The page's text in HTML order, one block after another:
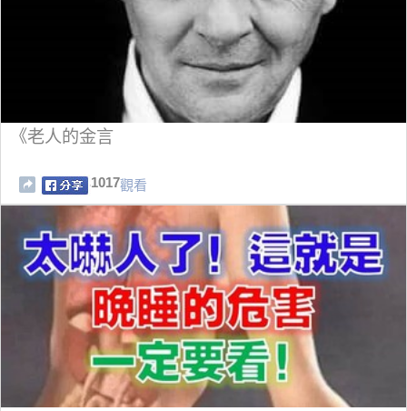
《老人的金言
1017觀看